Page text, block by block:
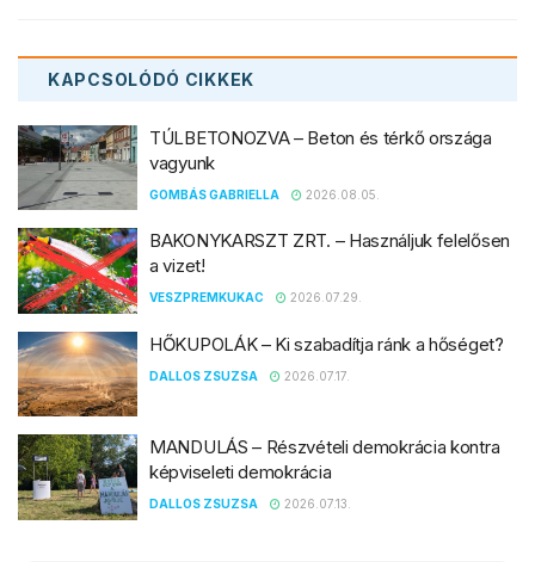
KAPCSOLÓDÓ CIKKEK
TÚLBETONOZVA – Beton és térkő országa
vagyunk
GOMBÁS GABRIELLA 2026.08.05.
BAKONYKARSZT ZRT. – Használjuk felelősen
a vizet!
VESZPREMKUKAC 2026.07.29.
HŐKUPOLÁK – Ki szabadítja ránk a hőséget?
DALLOS ZSUZSA 2026.07.17.
MANDULÁS – Részvételi demokrácia kontra
képviseleti demokrácia
DALLOS ZSUZSA 2026.07.13.